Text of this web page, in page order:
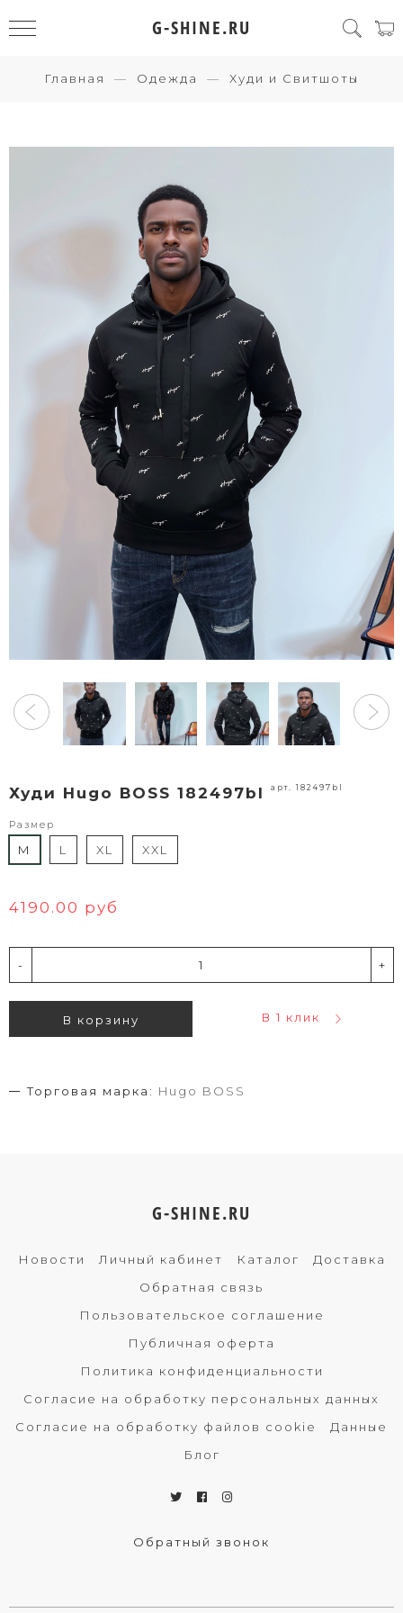
G-SHINE.RU
Главная Одежда Худи и Свитшоты
Худи Hugo BOSS 182497bl арт. 182497bl
Размер
M L XL XXL
4190.00 руб
- +
В корзину В 1 клик
Торговая марка: Hugo BOSS
G-SHINE.RU
Новости Личный кабинет Каталог
Доставка
Обратная связь
Пользовательское соглашение
Публичная оферта
Политика конфиденциальности
Согласие на обработку персональных данных
Согласие на обработку файлов cookie
Данные
Блог
Обратный звонок